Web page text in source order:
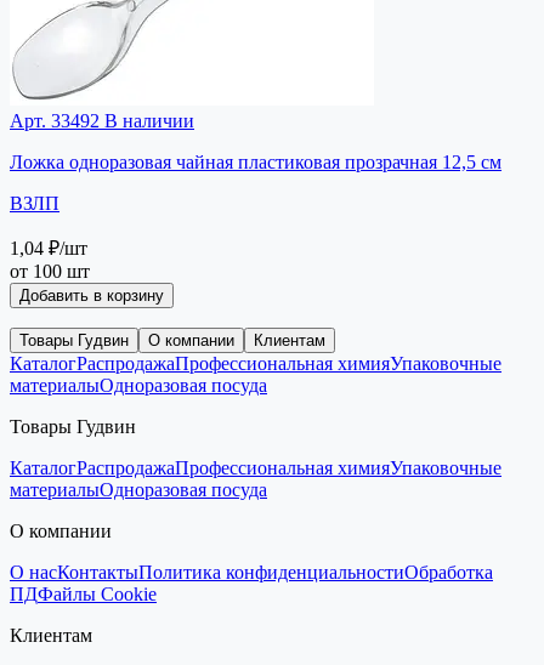
Арт. 33492 В наличии
Ложка одноразовая чайная пластиковая прозрачная 12,5 см
ВЗЛП
1,04 ₽/шт
от 100 шт
Добавить в корзину
Товары Гудвин О компании Клиентам
КаталогРаспродажаПрофессиональная химияУпаковочные
материалыОдноразовая посуда
Товары Гудвин
КаталогРаспродажаПрофессиональная химияУпаковочные
материалыОдноразовая посуда
О компании
О насКонтактыПолитика конфиденциальностиОбработка
ПДФайлы Cookie
Клиентам